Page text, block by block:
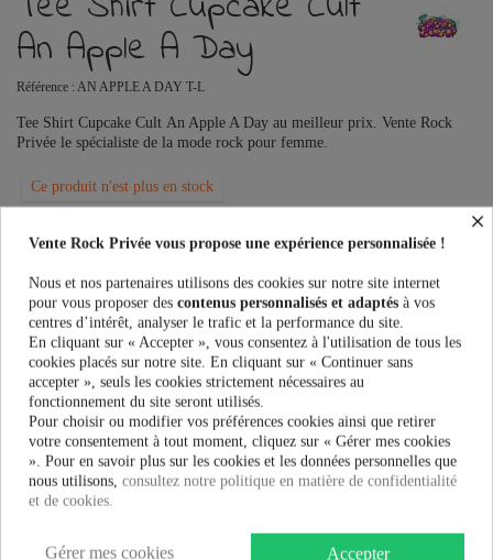
An Apple A Day
Référence : AN APPLE A DAY T-L
Tee Shirt Cupcake Cult An Apple A Day au meilleur prix. Vente Rock
Privée le spécialiste de la mode rock pour femme.
Ce produit n'est plus en stock
Taille:
Couleur:
21,90 €
×
Vente Rock Privée vous propose une expérience personnalisée !
Nous et nos partenaires utilisons des cookies sur notre site internet
pour vous proposer des contenus personnalisés et adaptés à vos
centres d’intérêt, analyser le trafic et la performance du site.
En cliquant sur « Accepter », vous consentez à l'utilisation de tous les
cookies placés sur notre site. En cliquant sur « Continuer sans
accepter », seuls les cookies strictement nécessaires au
fonctionnement du site seront utilisés.
Pour choisir ou modifier vos préférences cookies ainsi que retirer
votre consentement à tout moment, cliquez sur « Gérer mes cookies
». Pour en savoir plus sur les cookies et les données personnelles que
nous utilisons, consultez notre politique en matière de confidentialité
et de cookies.
Accepter
Gérer mes cookies